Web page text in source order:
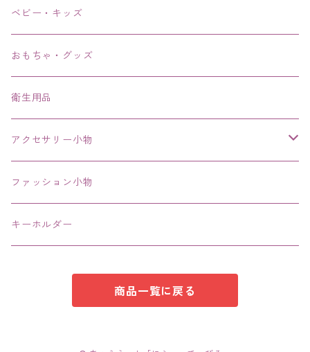
リング、指輪
ブレスレット、バングル、ブレス、腕輪
ネックレス、チョーカー
その他
ベビー・キッズ
おもちゃ・グッズ
衛生用品
アクセサリー小物
エコバッグ コンビニ
ファッション小物
キーホルダー
商品一覧に戻る